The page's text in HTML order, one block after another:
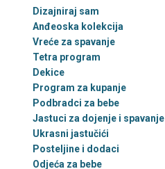
Dizajniraj sam
Anđeoska kolekcija
Vreće za spavanje
Tetra program
Dekice
Program za kupanje
Podbradci za bebe
Jastuci za dojenje i spavanje
Ukrasni jastučići
Posteljine i dodaci
Odjeća za bebe